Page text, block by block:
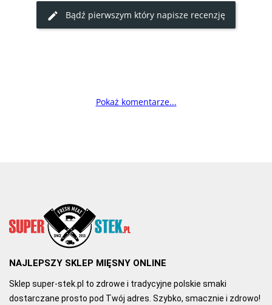
Bądź pierwszym który napisze recenzję
Pokaż komentarze...
NAJLEPSZY SKLEP MIĘSNY ONLINE
Sklep super-stek.pl to zdrowe i tradycyjne polskie smaki
dostarczane prosto pod Twój adres. Szybko, smacznie i zdrowo!